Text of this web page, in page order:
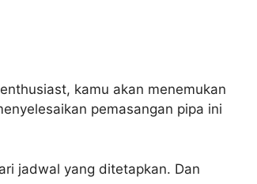
kamu akan menemukan
pemasangan pipa ini
jadwal yang ditetapkan. Dan